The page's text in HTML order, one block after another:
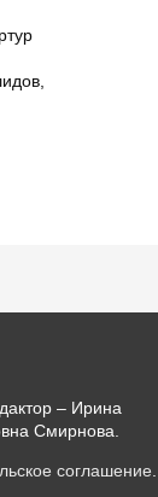
– Ирина
Смирнова.
соглашение.